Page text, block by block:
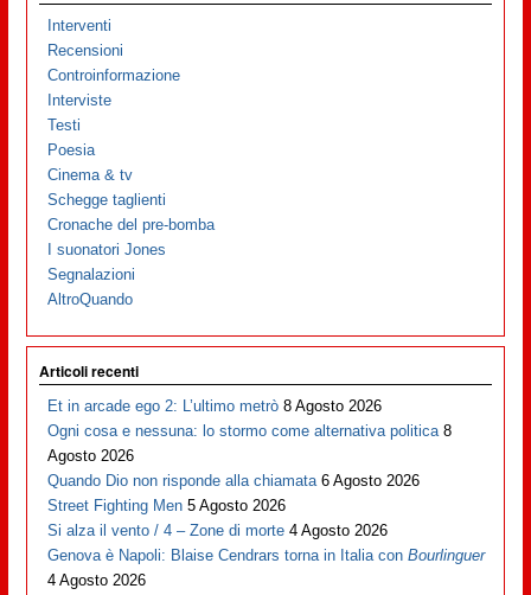
Interventi
Recensioni
Controinformazione
Interviste
Testi
Poesia
Cinema & tv
Schegge taglienti
Cronache del pre-bomba
I suonatori Jones
Segnalazioni
AltroQuando
Articoli recenti
Et in arcade ego 2: L’ultimo metrò 8 Agosto 2026
Ogni cosa e nessuna: lo stormo come alternativa politica 8
Agosto 2026
Quando Dio non risponde alla chiamata 6 Agosto 2026
Street Fighting Men 5 Agosto 2026
Si alza il vento / 4 – Zone di morte 4 Agosto 2026
Genova è Napoli: Blaise Cendrars torna in Italia conBourlinguer
4 Agosto 2026